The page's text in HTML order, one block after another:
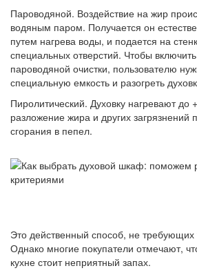
Пароводяной. Воздействие на жир
водяным паром. Получается он
путем нагрева воды, и подается на
специальных отверстий. Чтобы
пароводяной очистки, пользователю
специальную емкость и разогреть
Пиролитический. Духовку нагревают до
разложение жира и других загрязнений
сгорания в пепел.
Это действенный способ, не требующих
Однако многие покупатели отмечают,
кухне стоит неприятный запах.